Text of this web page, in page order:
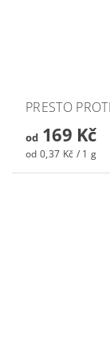
PRESTO
od169 Kč
od 0,37 Kč / 1 g